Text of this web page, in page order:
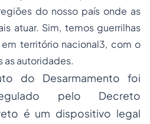
do nosso país onde as
atuar. Sim, temos guerrilhas
território nacional3, com o
autoridades.
do Desarmamento foi
pelo Decreto
é um dispositivo legal